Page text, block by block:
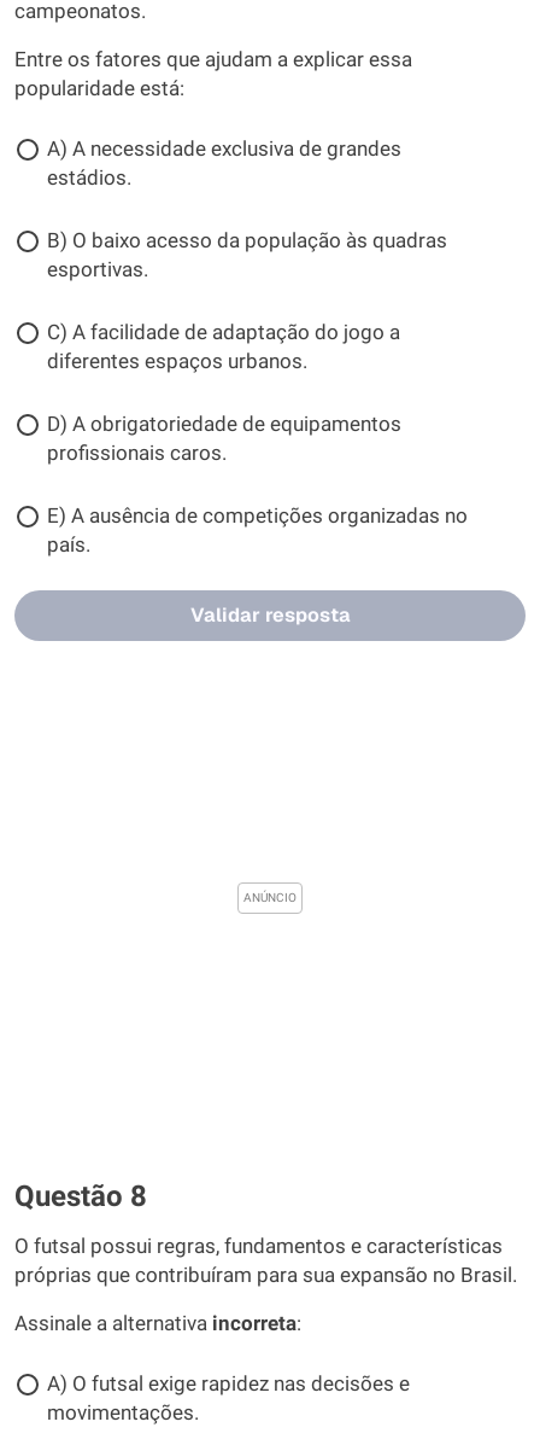
campeonatos.
Entre os fatores que ajudam a explicar essa
popularidade está:
A) A necessidade exclusiva de grandes
estádios.
B) O baixo acesso da população às quadras
esportivas.
C) A facilidade de adaptação do jogo a
diferentes espaços urbanos.
D) A obrigatoriedade de equipamentos
profissionais caros.
E) A ausência de competições organizadas no
país.
Validar resposta
Questão 8
O futsal possui regras, fundamentos e características
próprias que contribuíram para sua expansão no Brasil.
Assinale a alternativa incorreta:
A) O futsal exige rapidez nas decisões e
movimentações.